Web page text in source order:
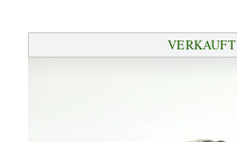
VERKAUFT